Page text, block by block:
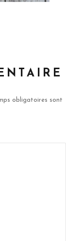
obligatoires sont